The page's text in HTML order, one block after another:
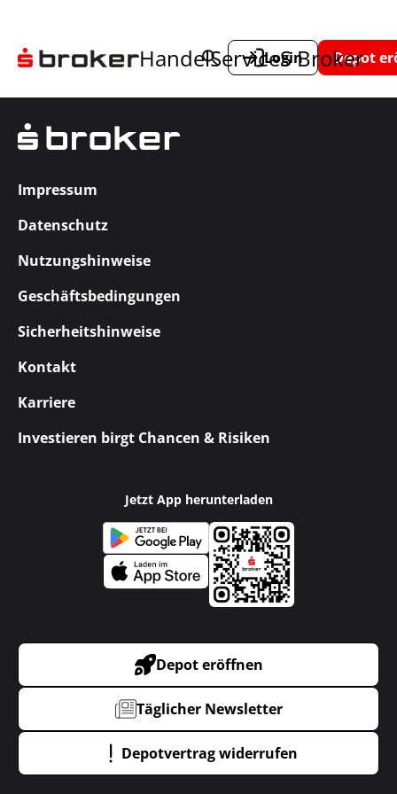
HandelServiceS Broker
Login Depot
Impressum
Datenschutz
Nutzungshinweise
Geschäftsbedingungen
Sicherheitshinweise
Kontakt
Karriere
Investieren birgt Chancen & Risiken
Jetzt App herunterladen
Depot eröffnen
Täglicher Newsletter
Depotvertrag widerrufen